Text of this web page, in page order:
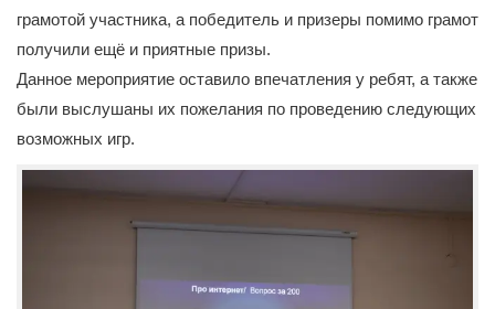
грамотой участника, а победитель и призеры помимо грамот
получили ещё и приятные призы.
Данное мероприятие оставило впечатления у ребят, а также
были выслушаны их пожелания по проведению следующих
возможных игр.